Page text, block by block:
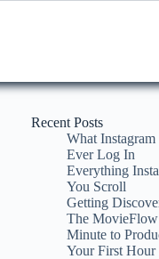
Recent Posts
What
Ever Log In
Everything
You Scroll
Getting
The
Minute to
Your First